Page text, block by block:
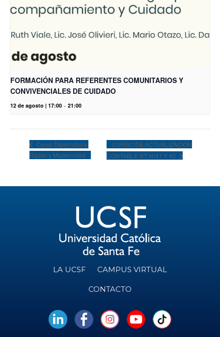
FORMACIÓN PARA REFERENTES COMUNITARIOS Y
CONVIVENCIALES DE CUIDADO
12 de agosto | 17:00 - 21:00
Curso Diplomatura:
Razón y Modernidad
CURSO DE ACTUALIZACIÓN
CONTABLE RT Nº41 Y 42
LA UCSF CAMPUS VIRTUAL
CONTACTO